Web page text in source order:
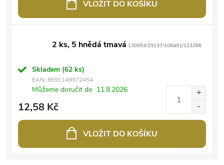
VLOŽIT DO KOŠÍKU
2 ks, 5 hnědá tmavá 130953/29137/108491/123266
Skladem (62 ks)
EAN: 8591149972454
Můžeme doručit do 11.8.2026
12,58 Kč
VLOŽIT DO KOŠÍKU